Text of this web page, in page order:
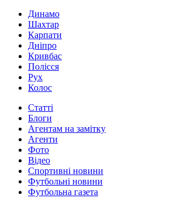
Динамо
Шахтар
Карпати
Дніпро
Кривбас
Полісся
Рух
Колос
Статті
Блоги
Агентам на замітку
Агенти
Фото
Відео
Спортивні новини
Футбольні новини
Футбольна газета